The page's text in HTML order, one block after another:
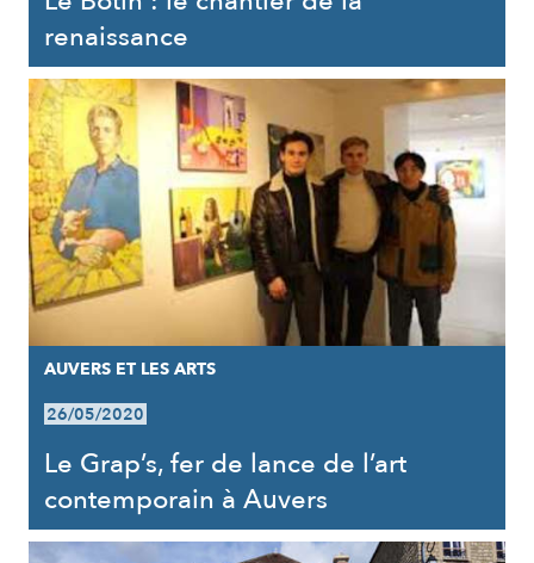
renaissance
AUVERS ET LES ARTS
26/05/2020
Le Grap’s, fer de lance de l’art
contemporain à Auvers